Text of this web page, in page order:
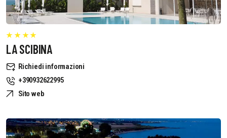
LA SCIBINA
Richiedi informazioni
+390932622995
Sito web